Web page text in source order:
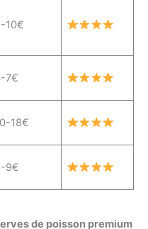
10€
7€
18€
9€
de poisson premium